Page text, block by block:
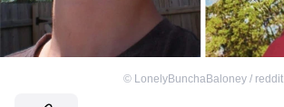
© LonelyBunchaBaloney / reddit